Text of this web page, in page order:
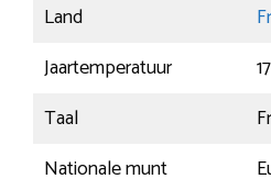
Land
Jaartemperatuur
Taal
Nationale munt